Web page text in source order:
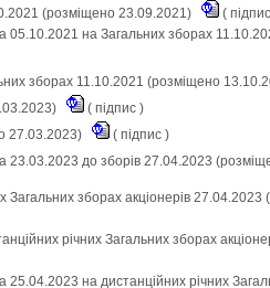
(розміщено 23.09.2021)
( підпис
05.10.2021 на Загальних зборах
зборах 11.10.2021 (розміщено
( підпис )
27.03.2023)
( підпис )
23.03.2023 до зборів 27.04.2023
зборах акціонерів 27.04.2023
річних Загальних зборах
25.04.2023 на дистанційних річних